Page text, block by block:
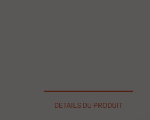
DETAILS DU PRODUIT